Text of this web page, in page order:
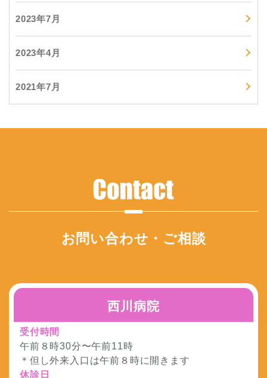
2023年7月
2023年4月
2021年7月
お問い合わせ・ご相談
西川病院
受付時間
午前８時30分〜午前11時
＊但し外来入口は午前８時に開きます
休診日